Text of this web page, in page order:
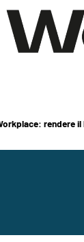
rendere il